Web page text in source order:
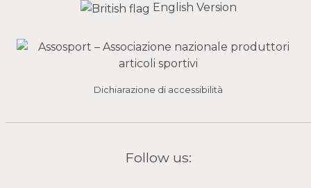
English Version
Dichiarazione di accessibilità
Follow us: